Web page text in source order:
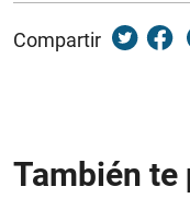
Compartir
También te